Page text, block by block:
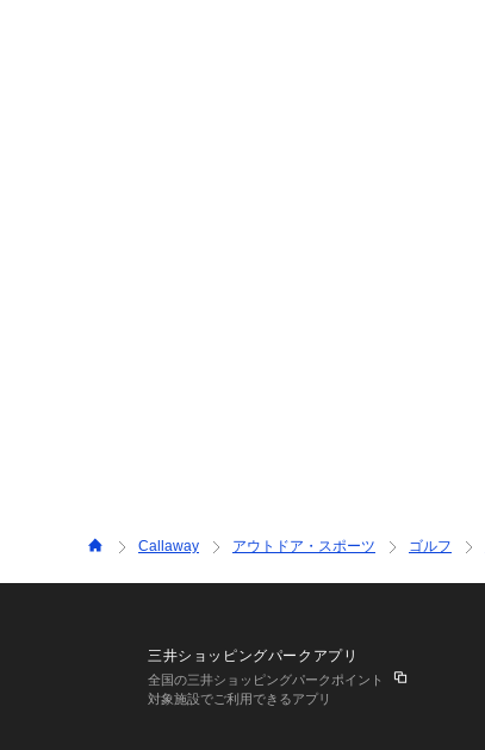
Callaway アウトドア・スポーツ ゴルフ
三井ショッピングパークアプリ
全国の三井ショッピングパークポイント
対象施設でご利用できるアプリ